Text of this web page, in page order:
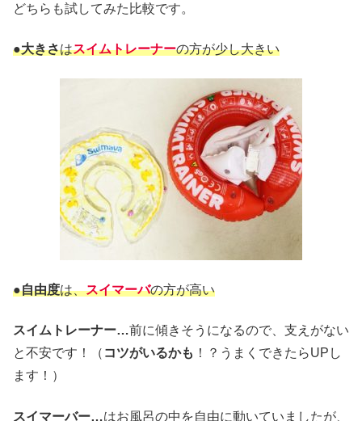
どちらも試してみた比較です。
●大きさはスイムトレーナーの方が少し大きい
●自由度は、スイマーバの方が高い
スイムトレーナー…前に傾きそうになるので、支えがない
と不安です！（ コツがいるかも ！？うまくできたらUPし
ます！）
スイマーバー…はお風呂の中を自由に動いていましたが、